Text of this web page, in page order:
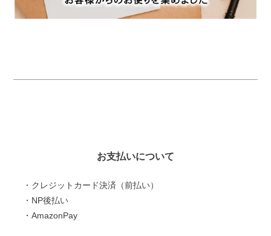
お支払いについて
・クレジットカード決済（前払い）
・NP後払い
・AmazonPay